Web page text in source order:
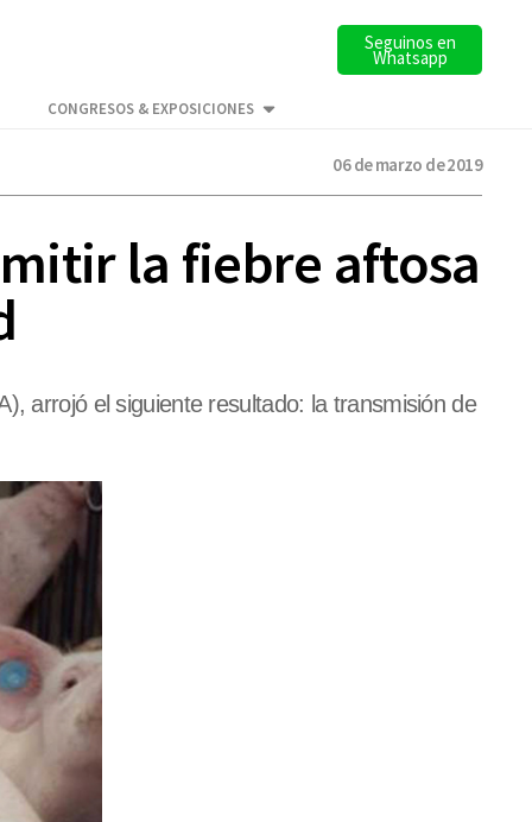
Seguinos en
Whatsapp
CONGRESOS & EXPOSICIONES
06 de marzo de 2019
la fiebre aftosa
arrojó el siguiente resultado: la transmisión de